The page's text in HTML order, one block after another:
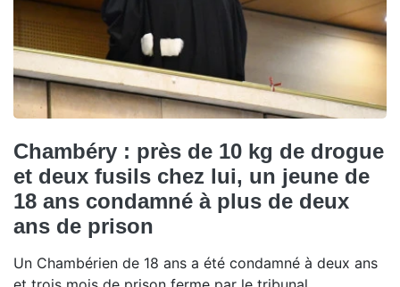
Chambéry : près de 10 kg de drogue
et deux fusils chez lui, un jeune de
18 ans condamné à plus de deux
ans de prison
Un Chambérien de 18 ans a été condamné à deux ans